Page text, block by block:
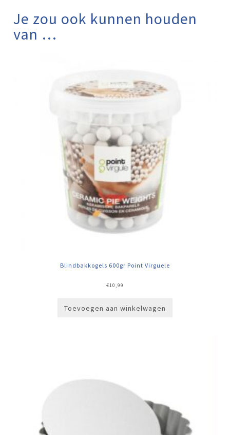
Je zou ook kunnen houden
van …
Blindbakkogels 600gr Point Virguele
€10,99
Toevoegen aan winkelwagen